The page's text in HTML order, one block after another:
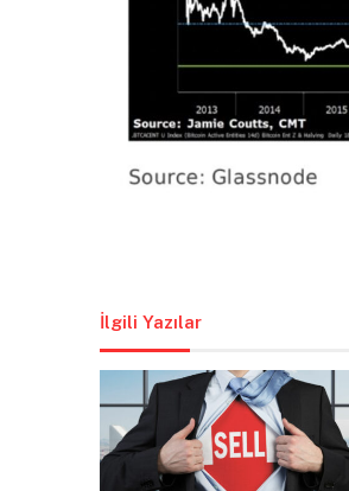
İlgili Yazılar